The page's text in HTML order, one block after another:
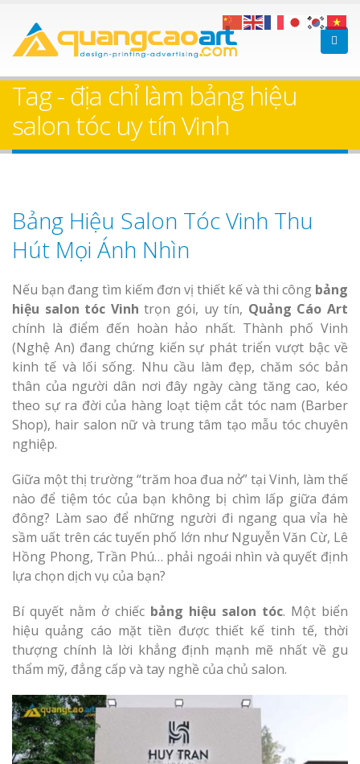
Tag - địa chỉ làm bảng hiệu
salon tóc uy tín Vinh
Bảng Hiệu Salon Tóc Vinh Thu
Hút Mọi Ánh Nhìn
Nếu bạn đang tìm kiếm đơn vị thiết kế và thi công bảng
hiệu salon tóc Vinh trọn gói, uy tín, Quảng Cáo Art
chính là điểm đến hoàn hảo nhất. Thành phố Vinh
(Nghệ An) đang chứng kiến sự phát triển vượt bậc về
kinh tế và lối sống. Nhu cầu làm đẹp, chăm sóc bản
thân của người dân nơi đây ngày càng tăng cao, kéo
theo sự ra đời của hàng loạt tiệm cắt tóc nam (Barber
Shop), hair salon nữ và trung tâm tạo mẫu tóc chuyên
nghiệp.
Giữa một thị trường “trăm hoa đua nở” tại Vinh, làm thế
nào để tiệm tóc của bạn không bị chìm lấp giữa đám
đông? Làm sao để những người đi ngang qua vỉa hè
sầm uất trên các tuyến phố lớn như Nguyễn Văn Cừ, Lê
Hồng Phong, Trần Phú… phải ngoái nhìn và quyết định
lựa chọn dịch vụ của bạn?
Bí quyết nằm ở chiếc bảng hiệu salon tóc. Một biển
hiệu quảng cáo mặt tiền được thiết kế tinh tế, thời
thượng chính là lời khẳng định mạnh mẽ nhất về gu
thẩm mỹ, đẳng cấp và tay nghề của chủ salon.